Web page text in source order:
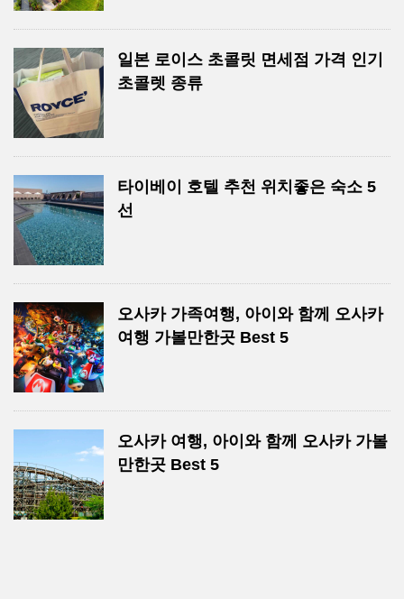
일본 로이스 초콜릿 면세점 가격 인기
초콜렛 종류
타이베이 호텔 추천 위치좋은 숙소 5
선
오사카 가족여행, 아이와 함께 오사카
여행 가볼만한곳 Best 5
오사카 여행, 아이와 함께 오사카 가볼
만한곳 Best 5